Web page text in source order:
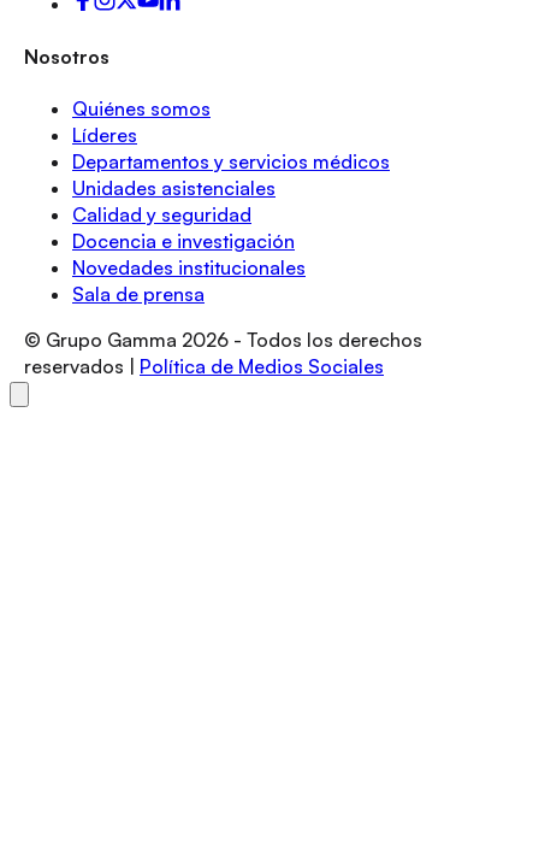
Nosotros
Quiénes somos
Líderes
Departamentos y servicios médicos
Unidades asistenciales
Calidad y seguridad
Docencia e investigación
Novedades institucionales
Sala de prensa
© Grupo Gamma 2026 - Todos los derechos
reservados | Política de Medios Sociales